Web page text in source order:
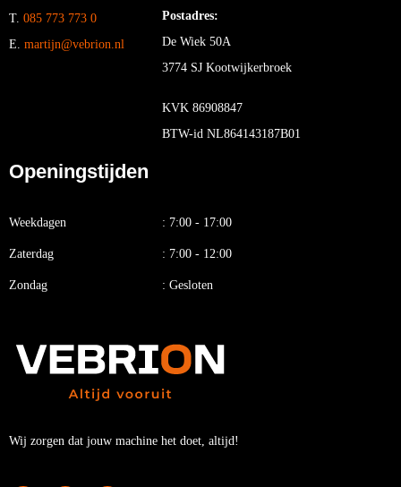
T. 085 773 773 0
E. martijn@vebrion.nl
Postadres:
De Wiek 50A
3774 SJ Kootwijkerbroek
KVK 86908847
BTW-id NL864143187B01
Openingstijden
Weekdagen
Zaterdag
Zondag
: 7:00 - 17:00
: 7:00 - 12:00
: Gesloten
Wij zorgen dat jouw machine het doet, altijd!